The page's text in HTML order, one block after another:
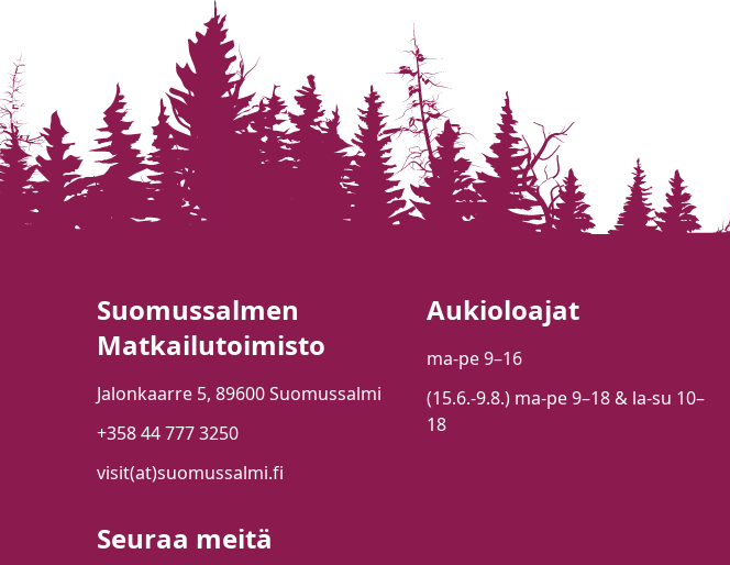
Suomussalmen
Matkailutoimisto
Jalonkaarre 5, 89600 Suomussalmi
+358 44 777 3250
visit(at)suomussalmi.fi
Seuraa meitä
Aukioloajat
ma-pe 9–16
(15.6.-9.8.) ma-pe 9–18 & la-su 10–
18